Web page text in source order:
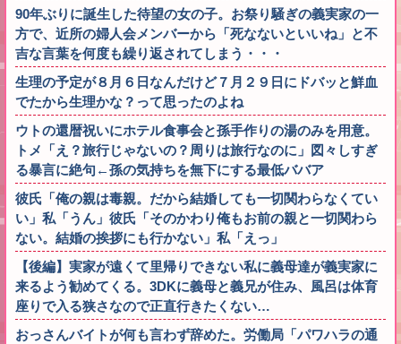
90年ぶりに誕生した待望の女の子。お祭り騒ぎの義実家の一
方で、近所の婦人会メンバーから「死なないといいね」と不
吉な言葉を何度も繰り返されてしまう・・・
生理の予定が８月６日なんだけど７月２９日にドバッと鮮血
でたから生理かな？って思ったのよね
ウトの還暦祝いにホテル食事会と孫手作りの湯のみを用意。
トメ「え？旅行じゃないの？周りは旅行なのに」図々しすぎ
る暴言に絶句←孫の気持ちを無下にする最低ババア
彼氏「俺の親は毒親。だから結婚しても一切関わらなくてい
い」私「うん」彼氏「そのかわり俺もお前の親と一切関わら
ない。結婚の挨拶にも行かない」私「えっ」
【後編】実家が遠くて里帰りできない私に義母達が義実家に
来るよう勧めてくる。3DKに義母と義兄が住み、風呂は体育
座りで入る狭さなので正直行きたくない…
おっさんバイトが何も言わず辞めた。労働局「パワハラの通